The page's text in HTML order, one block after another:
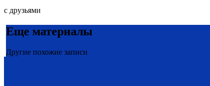
с друзьями
Еще материалы
Другие похожие записи